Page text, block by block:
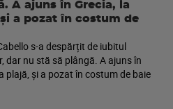
A ajuns în Grecia, la
a pozat în costum de
s-a despărțit de iubitul
dar nu stă să plângă. A ajuns în
plajă, și a pozat în costum de baie